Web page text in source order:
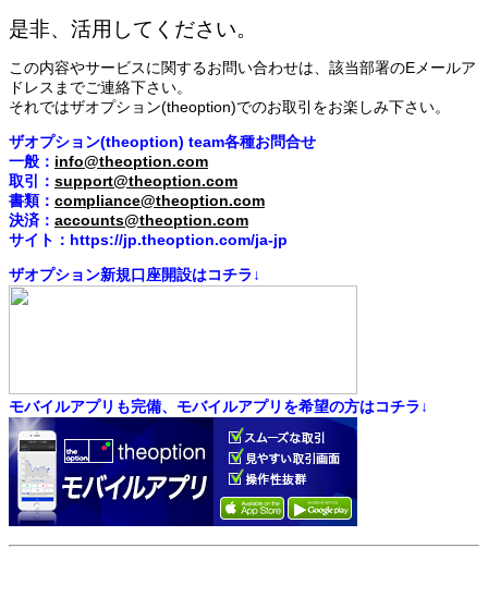
是非、活用してください。
この内容やサービスに関するお問い合わせは、該当部署のEメールア
ドレスまでご連絡下さい。
それではザオプション(theoption)でのお取引をお楽しみ下さい。
ザオプション(theoption) team各種お問合せ
一般： info@theoption.com
取引： support@theoption.com
書類： compliance@theoption.com
決済： accounts@theoption.com
サイト：https://jp.theoption.com/ja-jp
ザオプション新規口座開設はコチラ↓
モバイルアプリも完備、モバイルアプリを希望の方はコチラ↓